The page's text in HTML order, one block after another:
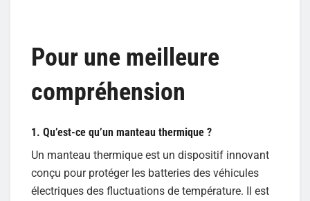
Pour une meilleure
compréhension
1. Qu’est-ce qu’un manteau thermique ?
Un manteau thermique est un dispositif innovant
conçu pour protéger les batteries des véhicules
électriques des fluctuations de température. Il est